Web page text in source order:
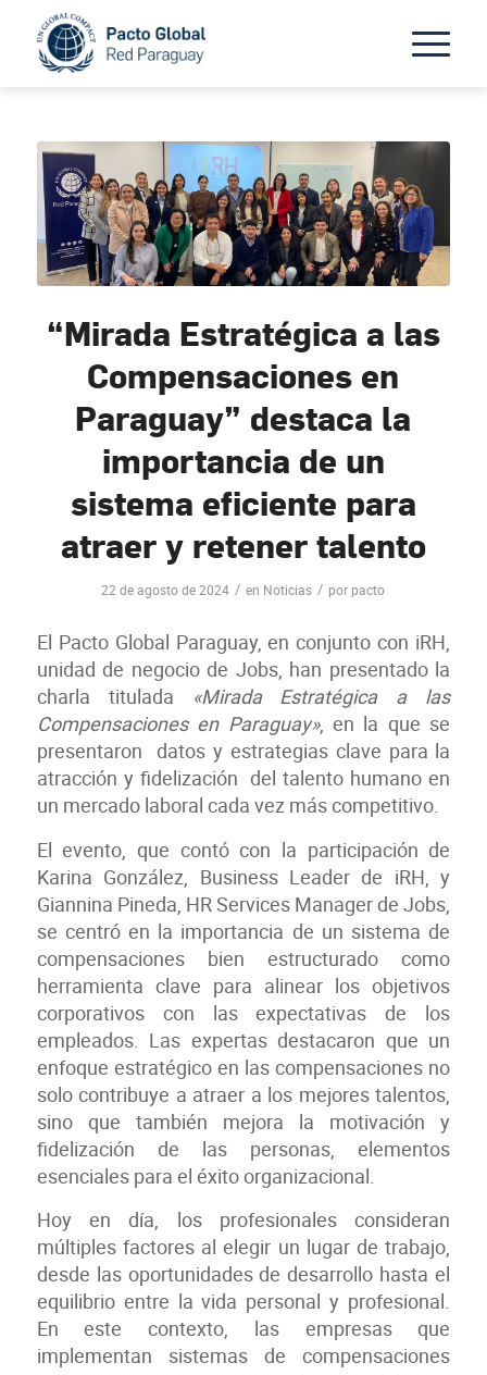
“Mirada Estratégica a las
Compensaciones en
Paraguay” destaca la
importancia de un
sistema eficiente para
atraer y retener talento
22 de agosto de 2024 / en Noticias / por pacto
El Pacto Global Paraguay, en conjunto con iRH,
unidad de negocio de Jobs, han presentado la
charla titulada
«Mirada Estratégica a las
Compensaciones en Paraguay», en la que se
presentaron datos y estrategias clave para la
atracción y fidelización del talento humano en
un mercado laboral cada vez más competitivo.
El evento, que contó con la participación de
Karina González, Business Leader de iRH, y
Giannina Pineda, HR Services Manager de Jobs,
se centró en la importancia de un sistema de
compensaciones bien estructurado como
herramienta clave para alinear los objetivos
corporativos con las expectativas de los
empleados. Las expertas destacaron que un
enfoque estratégico en las compensaciones no
solo contribuye a atraer a los mejores talentos,
sino que también mejora la motivación y
fidelización de las personas, elementos
esenciales para el éxito organizacional.
Hoy en día, los profesionales consideran
múltiples factores al elegir un lugar de trabajo,
desde las oportunidades de desarrollo hasta el
equilibrio entre la vida personal y profesional.
En este contexto, las empresas que
implementan sistemas de compensaciones